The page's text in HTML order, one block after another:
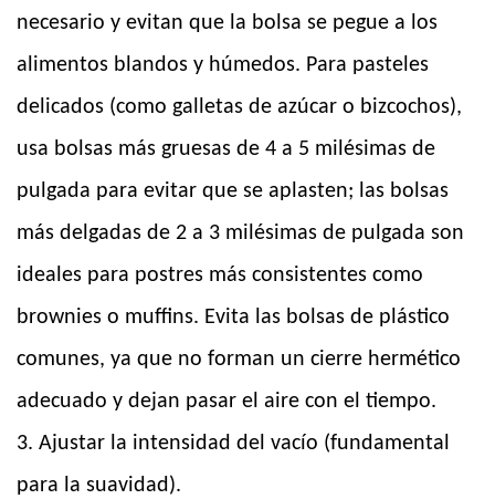
necesario y evitan que la bolsa se pegue a los
alimentos blandos y húmedos. Para pasteles
delicados (como galletas de azúcar o bizcochos),
usa bolsas más gruesas de 4 a 5 milésimas de
pulgada para evitar que se aplasten; las bolsas
más delgadas de 2 a 3 milésimas de pulgada son
ideales para postres más consistentes como
brownies o muffins. Evita las bolsas de plástico
comunes, ya que no forman un cierre hermético
adecuado y dejan pasar el aire con el tiempo.
3. Ajustar la intensidad del vacío (fundamental
para la suavidad).